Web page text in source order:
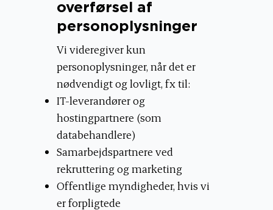
overførsel af
personoplysninger
Vi videregiver kun
personoplysninger, når det er
nødvendigt og lovligt, fx til:
IT-leverandører og
hostingpartnere (som
databehandlere)
Samarbejdspartnere ved
rekruttering og marketing
Offentlige myndigheder, hvis vi
er forpligtede